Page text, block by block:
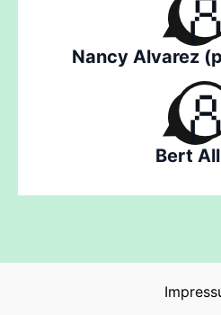
Nancy Alvarez
Bert